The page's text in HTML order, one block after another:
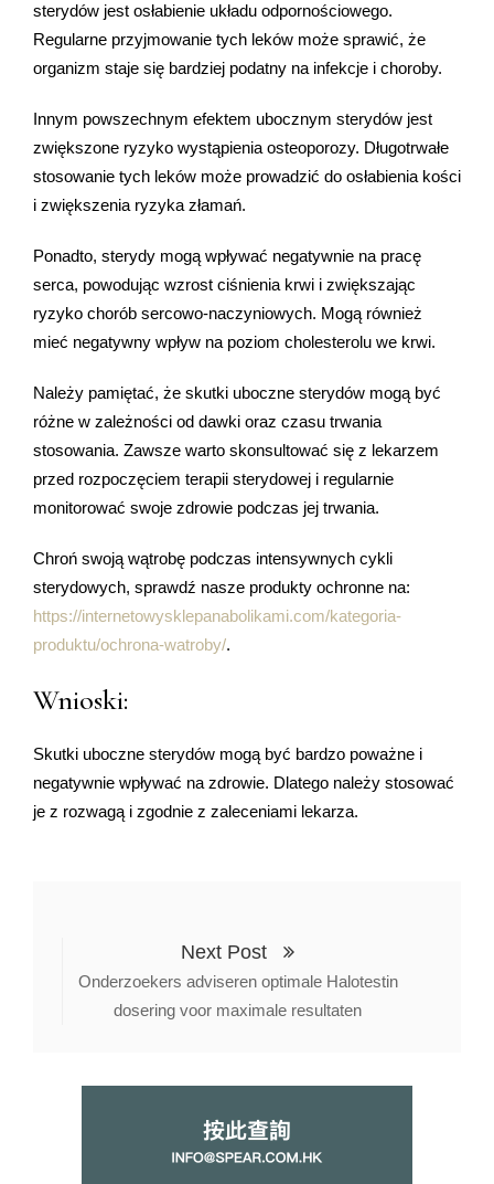
sterydów jest osłabienie układu odpornościowego.
Regularne przyjmowanie tych leków może sprawić, że
organizm staje się bardziej podatny na infekcje i choroby.
Innym powszechnym efektem ubocznym sterydów jest
zwiększone ryzyko wystąpienia osteoporozy. Długotrwałe
stosowanie tych leków może prowadzić do osłabienia kości
i zwiększenia ryzyka złamań.
Ponadto, sterydy mogą wpływać negatywnie na pracę
serca, powodując wzrost ciśnienia krwi i zwiększając
ryzyko chorób sercowo-naczyniowych. Mogą również
mieć negatywny wpływ na poziom cholesterolu we krwi.
Należy pamiętać, że skutki uboczne sterydów mogą być
różne w zależności od dawki oraz czasu trwania
stosowania. Zawsze warto skonsultować się z lekarzem
przed rozpoczęciem terapii sterydowej i regularnie
monitorować swoje zdrowie podczas jej trwania.
Chroń swoją wątrobę podczas intensywnych cykli
sterydowych, sprawdź nasze produkty ochronne na:
https://internetowysklepanabolikami.com/kategoria-
produktu/ochrona-watroby/.
Wnioski:
Skutki uboczne sterydów mogą być bardzo poważne i
negatywnie wpływać na zdrowie. Dlatego należy stosować
je z rozwagą i zgodnie z zaleceniami lekarza.
Next Post
Onderzoekers adviseren optimale Halotestin
dosering voor maximale resultaten